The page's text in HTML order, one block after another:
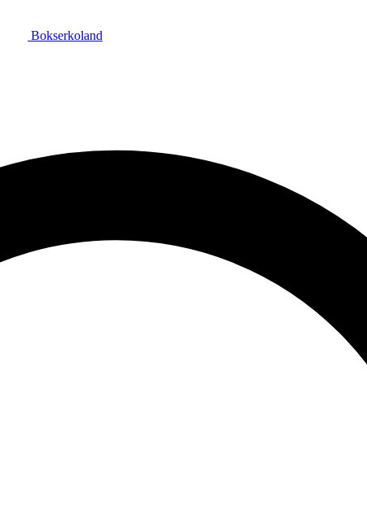
Bokserkoland